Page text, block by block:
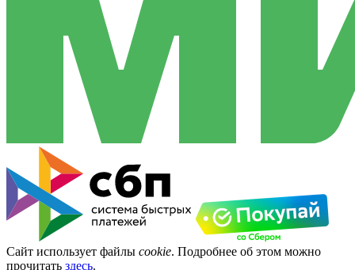
Сайт использует файлы cookie. Подробнее об этом можно
прочитать здесь.